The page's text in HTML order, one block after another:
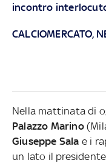
incontro
CALCIOMERCATO,
Nella mattinata di
Palazzo Marino
Giuseppe Sala e i
un lato il